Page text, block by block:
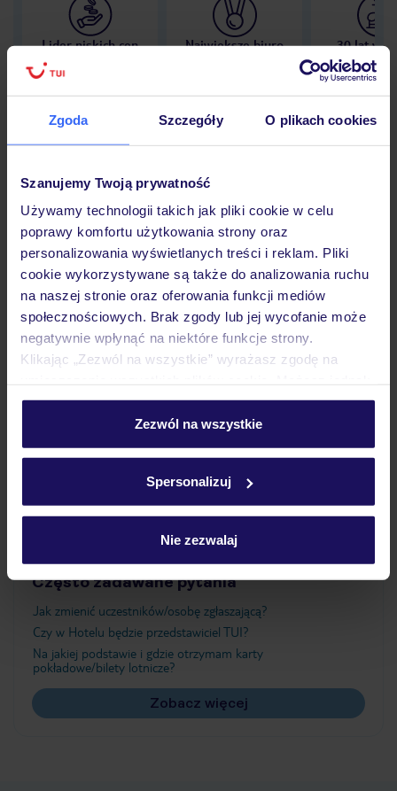
Zgoda Szczegóły O plikach cookies
Szanujemy Twoją prywatność
Używamy technologii takich jak pliki cookie w celu
poprawy komfortu użytkowania strony oraz
personalizowania wyświetlanych treści i reklam. Pliki
cookie wykorzystywane są także do analizowania ruchu
na naszej stronie oraz oferowania funkcji mediów
społecznościowych. Brak zgody lub jej wycofanie może
negatywnie wpłynąć na niektóre funkcje strony.
Klikając „Zezwól na wszystkie” wyrażasz zgodę na
personalizować swój wybór wchodząc w zakładkę
Szczegółowe informacje o plikach cookie znajdziesz
Zezwól na wszystkie
Spersonalizuj
Nie zezwalaj
Lider niskich cen
Największe biuro
30 lat w
Hotel
Opinie
Pokoje
Wyżywienie
Ważne informacje
Często zadawane pytania
Jak zmienić uczestników/osobę zgłaszającą?
Czy w Hotelu będzie przedstawiciel TUI?
Na jakiej podstawie i gdzie otrzymam karty
pokładowe/bilety lotnicze?
Zobacz więcej